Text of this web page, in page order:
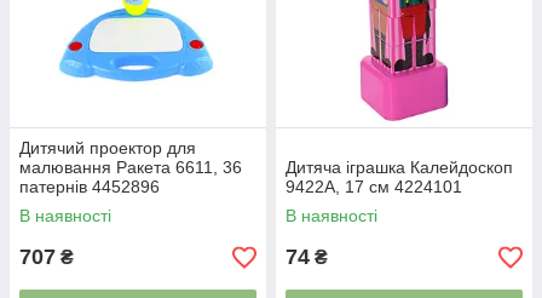
Дитячий проектор для
малювання Ракета 6611, 36
патернів 4452896
В наявності
707 ₴
Дитяча іграшка Калейдоскоп
9422A, 17 см 4224101
В наявності
74 ₴